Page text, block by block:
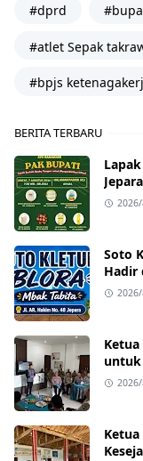
#dprd
#atlet Sepak
#bpjs
BERITA TERBARU
Soto
Hadir
Mulai
Ketua
untuk
Ketua